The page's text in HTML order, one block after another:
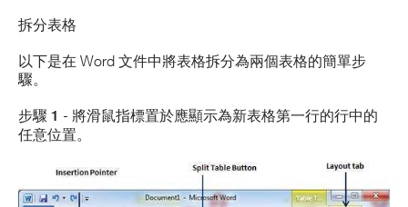
拆分表格
以下是在 Word 文件中將表格拆分為兩個表格的簡單步
驟。
步驟 1 - 將滑鼠指標置於應顯示為新表格第一行的行中的
任意位置。